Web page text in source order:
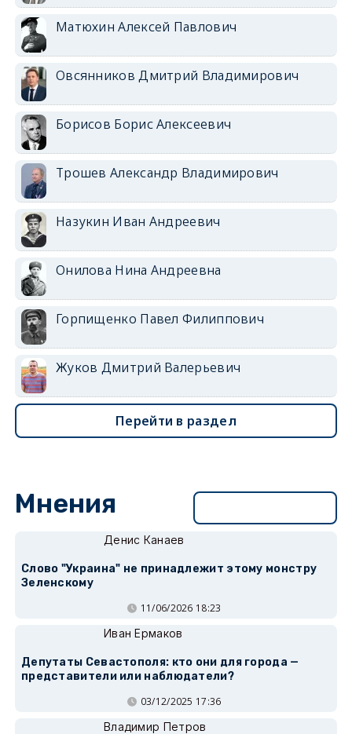
Матюхин Алексей Павлович
Овсянников Дмитрий Владимирович
Борисов Борис Алексеевич
Трошев Александр Владимирович
Назукин Иван Андреевич
Онилова Нина Андреевна
Горпищенко Павел Филиппович
Жуков Дмитрий Валерьевич
Перейти в раздел
Мнения
Денис Канаев
Слово "Украина" не принадлежит этому монстру
Зеленскому
11/06/2026 18:23
Иван Ермаков
Депутаты Севастополя: кто они для города —
представители или наблюдатели?
03/12/2025 17:36
Владимир Петров